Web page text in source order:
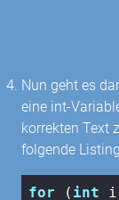
Nun geht es
eine int-
korrekten Text
folgende
for ( int i